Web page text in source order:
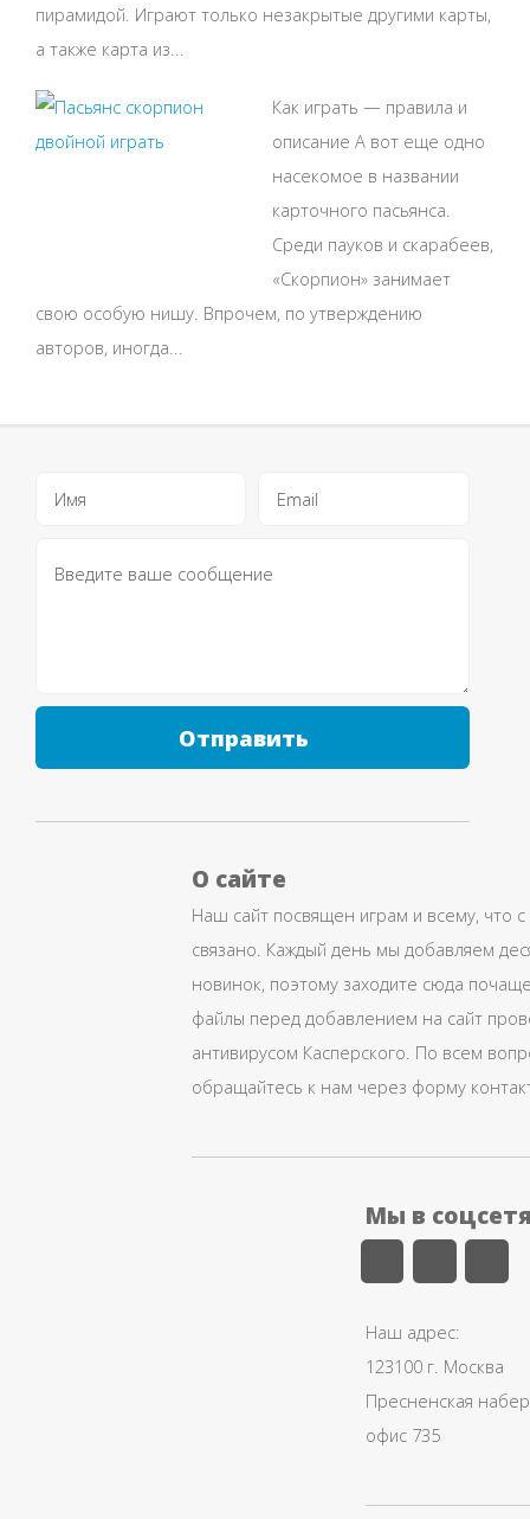
пирамидой. Играют только незакрытые другими карты,
а также карта из...
Как играть — правила и
описание А вот еще одно
насекомое в названии
карточного пасьянса.
Среди пауков и скарабеев,
«Скорпион» занимает
свою особую нишу. Впрочем, по утверждению
авторов, иногда...
Отправить
О сайте
Наш сайт посвящен играм и всему, что
связано. Каждый день мы добавляем
новинок, поэтому заходите сюда
файлы перед добавлением на сайт
антивирусом Касперского. По всем
обращайтесь к нам через форму
Мы в
Наш адрес:
123100 г. Москва
Пресненская
офис 735